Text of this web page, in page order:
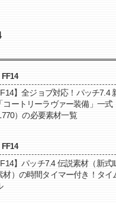
FF14
】全ジョブ対応！パッチ7.4
コートリーラヴァー装備」一式
）の必要素材一覧
FF14
】パッチ7.4 伝説素材（新式
材）の時間タイマー付き！タイ